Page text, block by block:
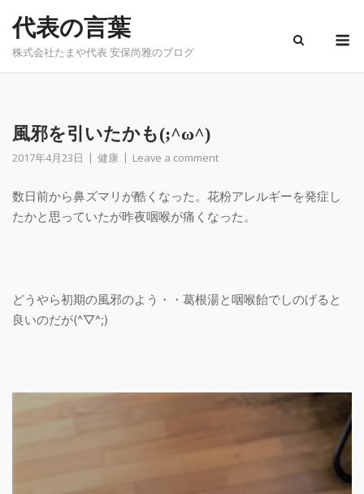
content
代表の言葉
株式会社たまや代表 安保尚雅のブログ
風邪を引いたかも(;^ω^)
2017年4月23日 健康 Leave a comment
数日前から鼻ズマリが酷くなった。花粉アレルギーを発症し
たかと思っていたが昨夜咽喉が痛くなった。
どうやら初期の風邪のよう・・葛根湯と咽喉飴でしのげると
良いのだが(^▽^;)